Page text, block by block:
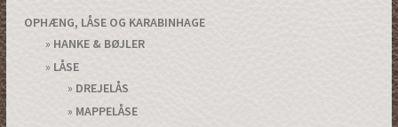
OPHÆNG, LÅSE OG KARABINHAGE
HANKE & BØJLER
LÅSE
DREJELÅS
MAPPELÅSE